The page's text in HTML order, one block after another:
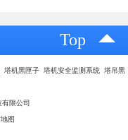
Top
塔机黑匣子 塔机安全监测系统 塔吊黑
限公司
图